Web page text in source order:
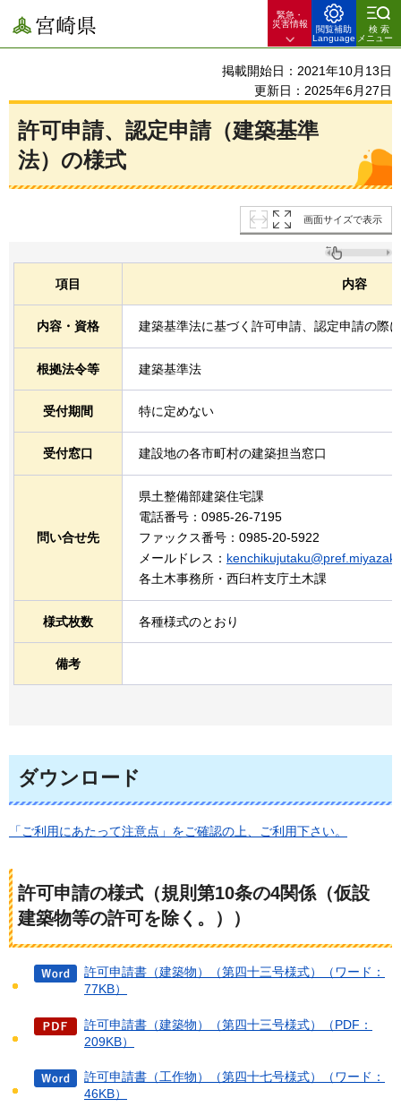
宮崎県
緊急・
災害情報
閲覧補助
Language
検索
メニュー
掲載開始日：2021年10月13日
更新日：2025年6月27日
許可申請、認定申請（建築基準
法）の様式
画面サイズで表示
項目 内容
内容・資格 建築基準法に基づく許可申請、認定申請の際
根拠法令等 建築基準法
受付期間 特に定めない
受付窓口 建設地の各市町村の建築担当窓口
問い合せ先
県土整備部建築住宅課
電話番号：0985-26-7195
ファックス番号：0985-20-5922
メールドレス：
各土木事務所・西臼杵支庁土木課
様式枚数 各種様式のとおり
備考
ダウンロード
「ご利用にあたって注意点」をご確認の上、ご利用下さい。
許可申請の様式（規則第10条の4関係（仮設
建築物等の許可を除く。））
許可申請書（建築物）（第四十三号様式）（ワード：
77KB）
許可申請書（建築物）（第四十三号様式）（PDF：
209KB）
許可申請書（工作物）（第四十七号様式）（ワード：
46KB）